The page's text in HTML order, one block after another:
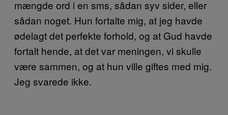
mængde ord i en sms, sådan syv sider, eller
sådan noget. Hun fortalte mig, at jeg havde
ødelagt det perfekte forhold, og at Gud havde
fortalt hende, at det var meningen, vi skulle
være sammen, og at hun ville giftes med mig.
Jeg svarede ikke.